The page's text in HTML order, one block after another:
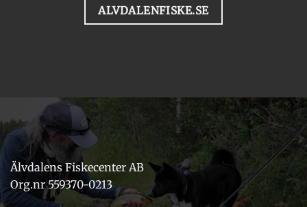
ALVDALENFISKE.SE
Älvdalens Fiskecenter AB
Org.nr 559370-0213